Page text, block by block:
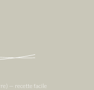
— recette facile